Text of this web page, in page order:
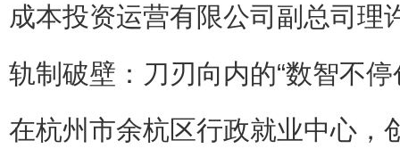
成本投资运营有限公司副总司理
轨制破壁：刀刃向内的“数智不停
在杭州市余杭区行政就业中心，